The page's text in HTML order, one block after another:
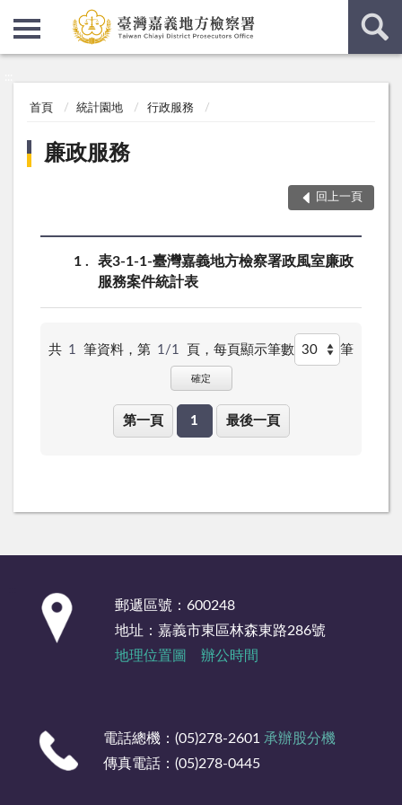
首頁 統計園地 行政服務
廉政服務
回上一頁
1
表3-1-1-臺灣嘉義地方檢察署政風室廉政
服務案件統計表
共 1 筆資料，第 1/1 頁， 每頁顯示筆數 筆
確定
第一頁 1 最後一頁
郵遞區號：600248
地址：嘉義市東區林森東路286號
地理位置圖
辦公時間
電話總機：(05)278-2601 承辦股分機
傳真電話：(05)278-0445